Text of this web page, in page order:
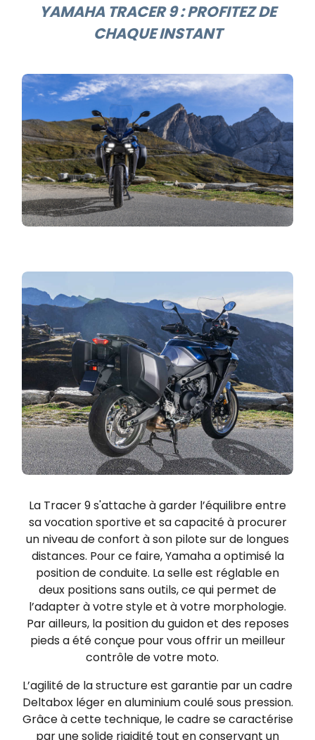
YAMAHA TRACER 9 : PROFITEZ DE
CHAQUE INSTANT
La Tracer 9 s'attache à garder l’équilibre entre
sa vocation sportive et sa capacité à procurer
un niveau de confort à son pilote sur de longues
distances. Pour ce faire, Yamaha a optimisé la
position de conduite. La selle est réglable en
deux positions sans outils, ce qui permet de
l’adapter à votre style et à votre morphologie.
Par ailleurs, la position du guidon et des reposes
pieds a été conçue pour vous offrir un meilleur
contrôle de votre moto.
L’agilité de la structure est garantie par un cadre
Deltabox léger en aluminium coulé sous pression.
Grâce à cette technique, le cadre se caractérise
par une solide rigidité tout en conservant un